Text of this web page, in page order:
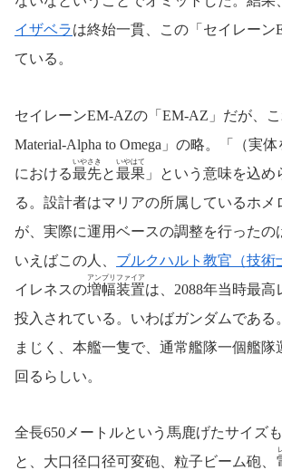
イザベラは終始一貫、この「セイレーン
ている。
セイレーンEM-AZの「EM-AZ」だが、
Material-Alpha to Omega」の略。「（実
における最先
いやさき
と最果
いやはて
」という意味を込
る。設計者はマリアの所属しているホメ
が、実際に運用ベースの調整を行ったの
いえばこの人、 ブルクハルト教官（技術
イレネスの増幅装置
アンプリファイア
は、2088年当時最
投入されている。いわばガンダムである
まじく、本艦一隻で、通常艦隊一個艦隊
回るらしい。
全長650メートルという馬鹿げたサイズ
と、大口径口径可変砲、粒子ビーム砲、